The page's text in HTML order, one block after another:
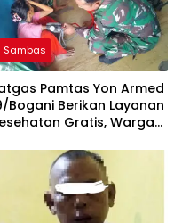
Sambas
Pamtas Yon Armed
Bogani Berikan Layanan
Gratis, Warga
Periksa Tensi